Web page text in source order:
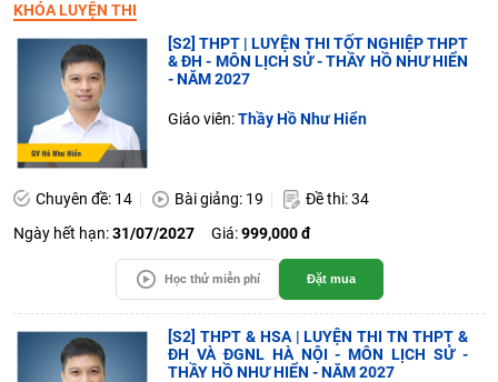
KHÓA LUYỆN THI
[S2] THPT | LUYỆN THI TỐT NGHIỆP THPT
& ĐH - MÔN LỊCH SỬ - THẦY HỒ NHƯ HIỂN
- NĂM 2027
Giáo viên:Thầy Hồ Như Hiển
Chuyên đề: 14 Bài giảng: 19
Đề thi: 34
Ngày hết hạn:31/07/2027 Giá:999,000 đ
Học thử miễn phí Đặt mua
[S2] THPT & HSA | LUYỆN THI TN THPT &
ĐH VÀ ĐGNL HÀ NỘI - MÔN LỊCH SỬ -
THẦY HỒ NHƯ HIỂN - NĂM 2027